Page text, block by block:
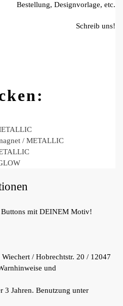
Bestellung, Designvorlage, etc.
Schreib uns!
/ METALLIC
mit DEINEM Motiv!
/ Hobrechtstr. 20 / 12047
und
3 Jahren. Benutzung unter